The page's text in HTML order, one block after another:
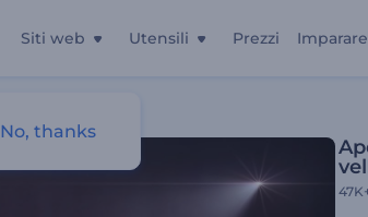
Siti web Utensili Prezzi Imparare
No, thanks